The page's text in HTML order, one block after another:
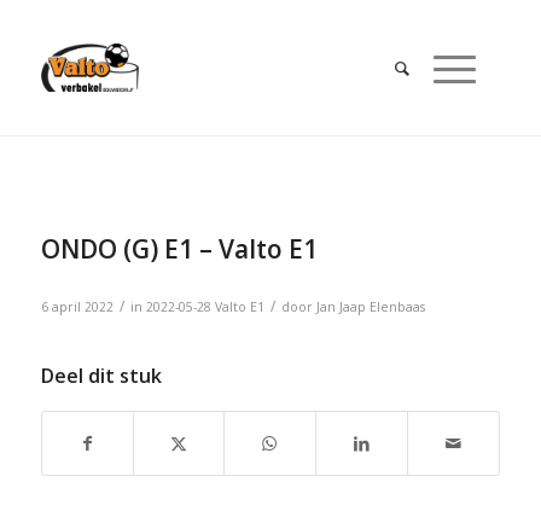
ONDO (G) E1 – Valto E1
6 april 2022 / in 2022-05-28 Valto E1 / door Jan Jaap Elenbaas
Deel dit stuk